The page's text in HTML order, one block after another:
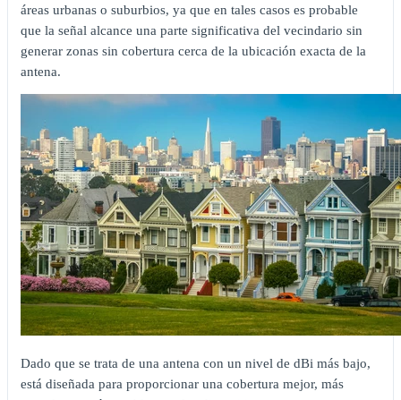
áreas urbanas o suburbios, ya que en tales casos es probable
que la señal alcance una parte significativa del vecindario sin
generar zonas sin cobertura cerca de la ubicación exacta de la
antena.
Dado que se trata de una antena con un nivel de dBi más bajo,
está diseñada para proporcionar una cobertura mejor, más